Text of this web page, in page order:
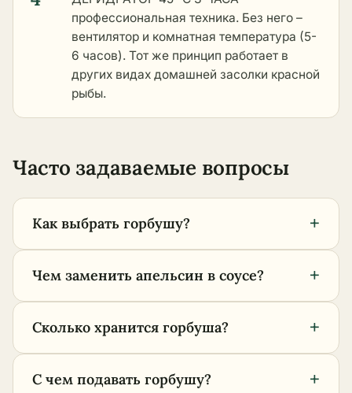
профессиональная техника. Без него –
вентилятор и комнатная температура (5-
6 часов). Тот же принцип работает в
других видах домашней засолки красной
рыбы.
Часто задаваемые вопросы
Как выбрать горбушу? +
Чем заменить апельсин в соусе? +
Сколько хранится горбуша? +
С чем подавать горбушу? +